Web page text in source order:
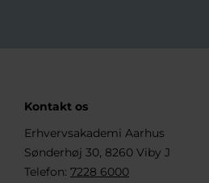
Kontakt os
Erhvervsakademi Aarhus
Sønderhøj 30, 8260 Viby J
Telefon: 7228 6000